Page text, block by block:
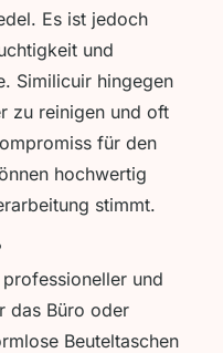
Es ist jedoch
und
Similicuir hingegen
zu reinigen und oft
für den
hochwertig
stimmt.
und
das Büro oder
Beuteltaschen